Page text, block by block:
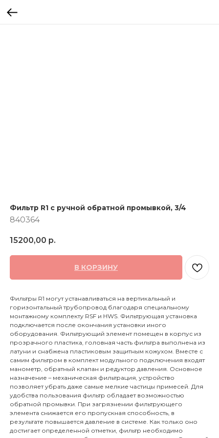
Фильтр R1 с ручной обратной промывкой, 3/4
840364
15200,00 р.
В КОРЗИНУ
Фильтры R1 могут устанавливаться на вертикальный и
горизонтальный трубопровод благодаря специальному
монтажному комплекту RSF и HWS. Фильтрующая установка
подключается после окончания установки иного
оборудования. Фильтрующий элемент помещен в корпус из
прозрачного пластика, головная часть фильтра выполнена из
латуни и снабжена пластиковым защитным кожухом. Вместе с
самим фильтром в комплект модульного подключения входят
манометр, обратный клапан и редуктор давления. Основное
назначение – механическая фильтрация, устройство
позволяет убрать даже самые мелкие частицы примесей. Для
удобства пользования фильтр обладает возможностью
обратной промывки. При загрязнении фильтрующего
элемента снижается его пропускная способность, в
результате повышается давление в системе. Как только оно
достигает определенной отметки, фильтр необходимо